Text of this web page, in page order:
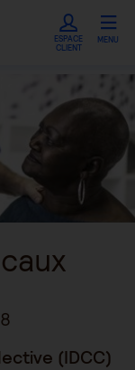
ESPACE
CLIENT
MENU
(IDCC)